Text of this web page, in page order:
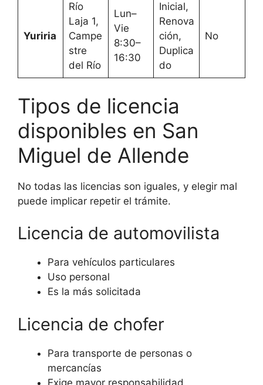
Yuriria
Río
Laja 1,
Campe
stre
del Río
Lun–
Vie
8:30–
16:30
Inicial,
Renova
ción,
Duplica
do
No
Tipos de licencia
disponibles en San
Miguel de Allende
No todas las licencias son iguales, y elegir mal
puede implicar repetir el trámite.
Licencia de automovilista
Para vehículos particulares
Uso personal
Es la más solicitada
Licencia de chofer
Para transporte de personas o
mercancías
Exige mayor responsabilidad